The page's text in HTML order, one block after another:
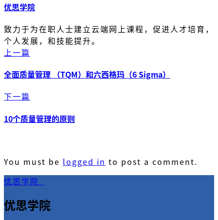
优思学院
致力于为在职人士建立云端网上课程，促进人才培育，
个人发展，和技能提升。
上一篇
全面质量管理 （TQM）和六西格玛（6 Sigma）
下一篇
10个质量管理的原则
You must be logged in to post a comment.
优思学院
优思学院